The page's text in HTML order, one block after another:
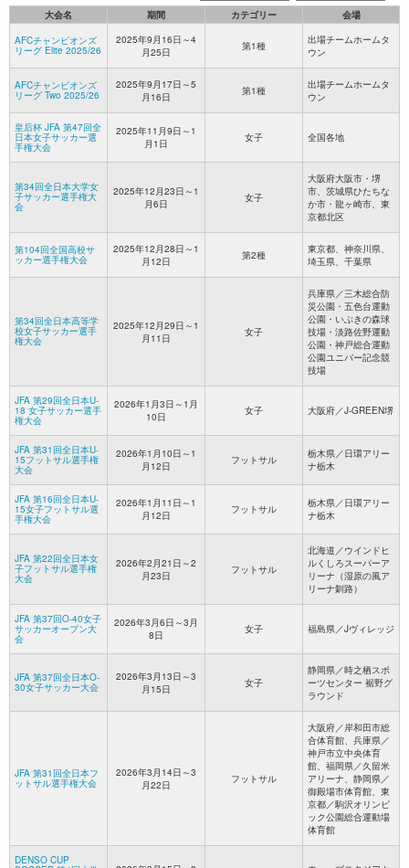
大会名 期間 カテゴリー
会場
AFCチャンピオンズ
リーグ Elite 2025/26
2025年9月16日～4
月25日
第1種
出場チームホームタ
ウン
AFCチャンピオンズ
リーグ Two 2025/26
2025年9月17日～5
月16日
第1種
出場チームホームタ
ウン
皇后杯 JFA 第47回全
日本女子サッカー選
手権大会
2025年11月9日～1
月1日
女子 全国各地
第34回全日本大学女
子サッカー選手権大
会
2025年12月23日～1
月6日
女子
大阪府大阪市・堺
市、茨城県ひたちな
か市・龍ヶ崎市、東
京都北区
第104回全国高校サ
ッカー選手権大会
2025年12月28日～1
月12日
第2種
東京都、神奈川県、
埼玉県、千葉県
第34回全日本高等学
校女子サッカー選手
権大会
2025年12月29日～1
月11日
女子
兵庫県／三木総合防
災公園・五色台運動
公園・いぶきの森球
技場・淡路佐野運動
公園・神戸総合運動
公園ユニバー記念競
技場
JFA 第29回全日本U-
18 女子サッカー選手
権大会
2026年1月3日～1月
10日
女子 大阪府／J-GREEN堺
JFA 第31回全日本U-
15フットサル選手権
大会
2026年1月10日～1
月12日
フットサル
栃木県／日環アリー
ナ栃木
JFA 第16回全日本U-
15女子フットサル選
手権大会
2026年1月11日～1
月12日
フットサル
栃木県／日環アリー
ナ栃木
JFA 第22回全日本女
子フットサル選手権
大会
2026年2月21日～2
月23日
フットサル
北海道／ウインドヒ
ルくしろスーパーア
リーナ（湿原の風ア
リーナ釧路）
JFA 第37回O-40女子
サッカーオープン大
会
2026年3月6日～3月
8日
女子 福島県／Jヴィレッジ
JFA 第37回全日本O-
30女子サッカー大会
2026年3月13日～3
月15日
女子
静岡県／時之栖スポ
ーツセンター 裾野グ
ラウンド
JFA 第31回全日本フ
ットサル選手権大会
2026年3月14日～3
月22日
フットサル
大阪府／岸和田市総
合体育館、兵庫県／
神戸市立中央体育
館、福岡県／久留米
アリーナ、静岡県／
御殿場市体育館、東
京都／駒沢オリンピ
ック公園総合運動場
体育館
DENSO CUP